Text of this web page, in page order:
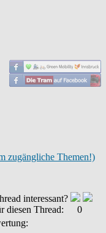
zugängliche Themen!)
interessant?
diesen Thread:
0